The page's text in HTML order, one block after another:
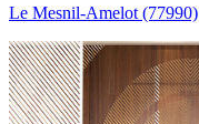
Le Mesnil-Amelot (77990)